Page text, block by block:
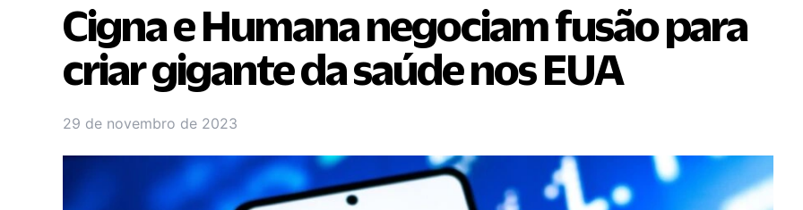
Cigna e Humana negociam fusão para
criar gigante da saúde nos EUA
29 de novembro de 2023